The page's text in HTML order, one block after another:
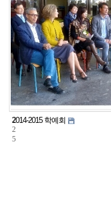
2
2
5
2014-2015 학예회